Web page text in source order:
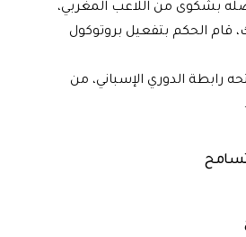
بشكوى من اللاعب المغربي،
قام الحكم بتفعيل بروتوكول
رابطة الدوري الإسباني، من